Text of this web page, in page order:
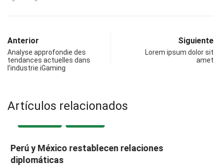
Anterior
Analyse approfondie des
tendances actuelles dans
l’industrie iGaming
Siguiente
Lorem ipsum dolor sit
amet
Artículos relacionados
Perú y México restablecen relaciones
diplomáticas